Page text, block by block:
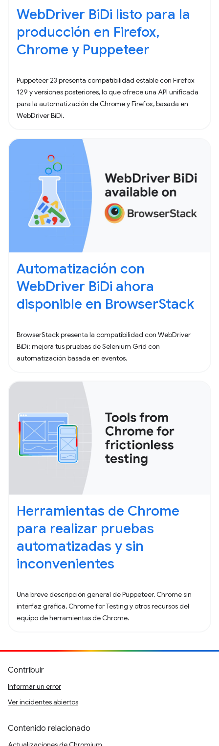
WebDriver BiDi listo para la
producción en Firefox,
Chrome y Puppeteer
Puppeteer 23 presenta compatibilidad estable con Firefox
129 y versiones posteriores, lo que ofrece una API unificada
para la automatización de Chrome y Firefox, basada en
WebDriver BiDi.
Automatización con
WebDriver BiDi ahora
disponible en BrowserStack
BrowserStack presenta la compatibilidad con WebDriver
BiDi: mejora tus pruebas de Selenium Grid con
automatización basada en eventos.
Herramientas de Chrome
para realizar pruebas
automatizadas y sin
inconvenientes
Una breve descripción general de Puppeteer, Chrome sin
interfaz gráfica, Chrome for Testing y otros recursos del
equipo de herramientas de Chrome.
Contribuir
Informar un error
Ver incidentes abiertos
Contenido relacionado